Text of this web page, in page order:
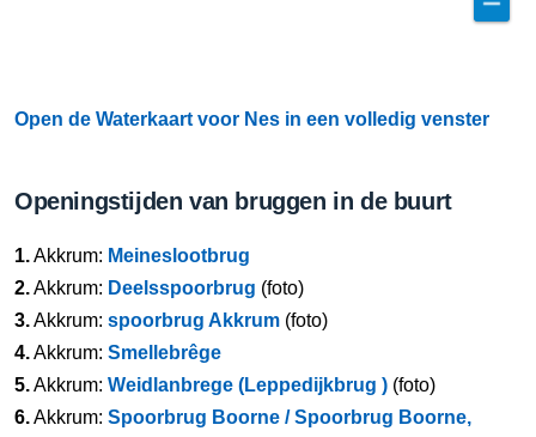
Open de Waterkaart voor Nes in een volledig venster
Openingstijden van bruggen in de buurt
1.Akkrum: Meineslootbrug
2.Akkrum: Deelsspoorbrug (foto)
3.Akkrum: spoorbrug Akkrum (foto)
4.Akkrum: Smellebrêge
5.Akkrum: Weidlanbrege (Leppedijkbrug ) (foto)
6.Akkrum: Spoorbrug Boorne / Spoorbrug Boorne,